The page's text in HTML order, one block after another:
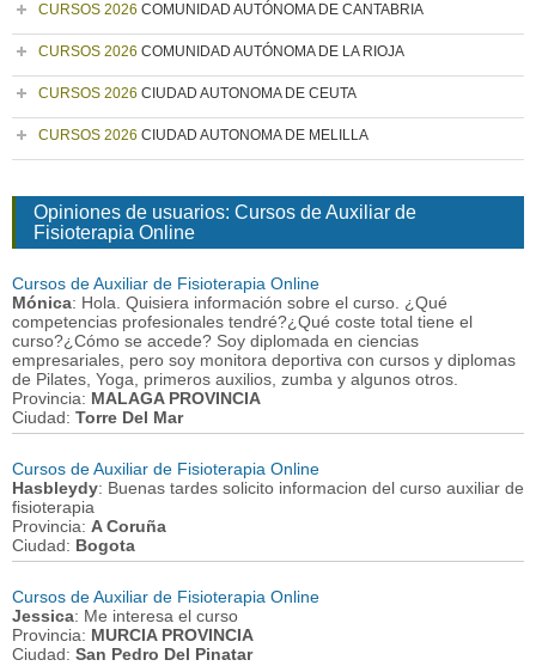
CURSOS 2026 COMUNIDAD AUTÓNOMA DE CANTABRIA
CURSOS 2026 COMUNIDAD AUTÓNOMA DE LA RIOJA
CURSOS 2026 CIUDAD AUTONOMA DE CEUTA
CURSOS 2026 CIUDAD AUTONOMA DE MELILLA
Opiniones de usuarios: Cursos de Auxiliar de
Fisioterapia Online
Cursos de Auxiliar de Fisioterapia Online
Mónica: Hola. Quisiera información sobre el curso. ¿Qué
competencias profesionales tendré?¿Qué coste total tiene el
curso?¿Cómo se accede? Soy diplomada en ciencias
empresariales, pero soy monitora deportiva con cursos y diplomas
de Pilates, Yoga, primeros auxilios, zumba y algunos otros.
Provincia: MALAGA PROVINCIA
Ciudad: Torre Del Mar
Cursos de Auxiliar de Fisioterapia Online
Hasbleydy: Buenas tardes solicito informacion del curso auxiliar de
fisioterapia
Provincia: A Coruña
Ciudad: Bogota
Cursos de Auxiliar de Fisioterapia Online
Jessica: Me interesa el curso
Provincia: MURCIA PROVINCIA
Ciudad: San Pedro Del Pinatar